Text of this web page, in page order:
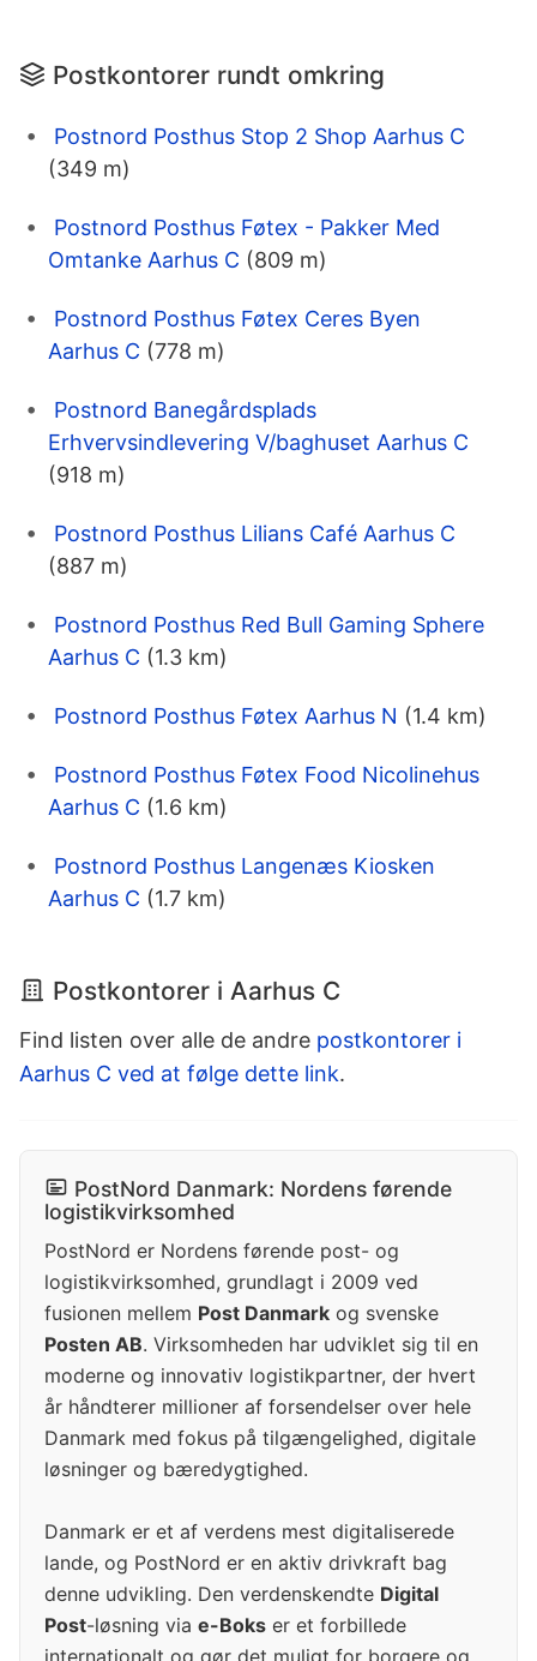
Postkontorer rundt omkring
Postnord Posthus Stop 2 Shop Aarhus C
(349 m)
Postnord Posthus Føtex - Pakker Med
Omtanke Aarhus C (809 m)
Postnord Posthus Føtex Ceres Byen
Aarhus C (778 m)
Postnord Banegårdsplads
Erhvervsindlevering V/baghuset Aarhus C
(918 m)
Postnord Posthus Lilians Café Aarhus C
(887 m)
Postnord Posthus Red Bull Gaming Sphere
Aarhus C (1.3 km)
Postnord Posthus Føtex Aarhus N (1.4 km)
Postnord Posthus Føtex Food Nicolinehus
Aarhus C (1.6 km)
Postnord Posthus Langenæs Kiosken
Aarhus C (1.7 km)
Postkontorer i Aarhus C
Find listen over alle de andre postkontorer i
Aarhus C ved at følge dette link.
PostNord Danmark: Nordens førende
logistikvirksomhed
PostNord er Nordens førende post- og
logistikvirksomhed, grundlagt i 2009 ved
fusionen mellem Post Danmark og svenske
Posten AB. Virksomheden har udviklet sig til en
moderne og innovativ logistikpartner, der hvert
år håndterer millioner af forsendelser over hele
Danmark med fokus på tilgængelighed, digitale
løsninger og bæredygtighed.
Danmark er et af verdens mest digitaliserede
lande, og PostNord er en aktiv drivkraft bag
denne udvikling. Den verdenskendte Digital
Post-løsning via e-Boks er et forbillede